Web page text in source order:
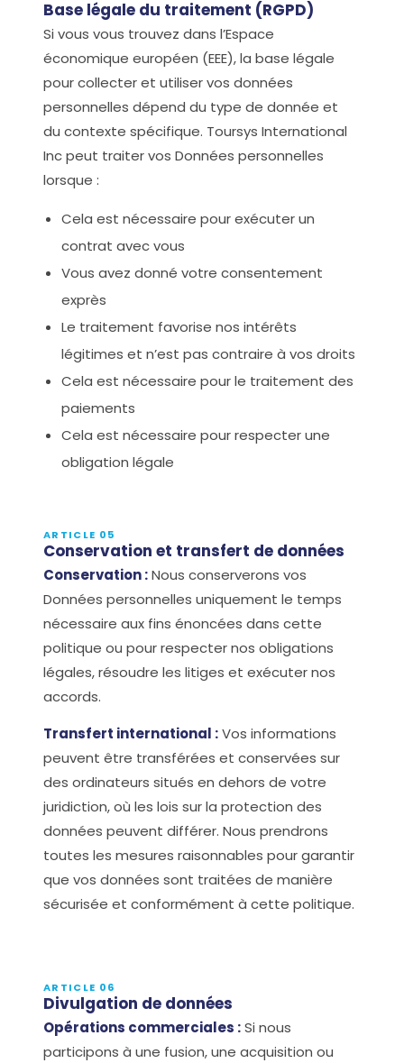
Base légale du traitement (RGPD)
Si vous vous trouvez dans l’Espace
économique européen (EEE), la base légale
pour collecter et utiliser vos données
personnelles dépend du type de donnée et
du contexte spécifique. Toursys International
Inc peut traiter vos Données personnelles
lorsque :
Cela est nécessaire pour exécuter un
contrat avec vous
Vous avez donné votre consentement
exprès
Le traitement favorise nos intérêts
légitimes et n’est pas contraire à vos droits
Cela est nécessaire pour le traitement des
paiements
Cela est nécessaire pour respecter une
obligation légale
ARTICLE 05
Conservation et transfert de données
Conservation :Nous conserverons vos
Données personnelles uniquement le temps
nécessaire aux fins énoncées dans cette
politique ou pour respecter nos obligations
légales, résoudre les litiges et exécuter nos
accords.
Transfert international :Vos informations
peuvent être transférées et conservées sur
des ordinateurs situés en dehors de votre
juridiction, où les lois sur la protection des
données peuvent différer. Nous prendrons
toutes les mesures raisonnables pour garantir
que vos données sont traitées de manière
sécurisée et conformément à cette politique.
ARTICLE 06
Divulgation de données
Opérations commerciales :Si nous
participons à une fusion, une acquisition ou